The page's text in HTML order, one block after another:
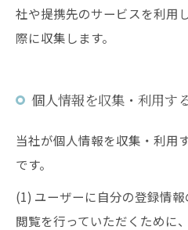
社や提携先のサービスを利用
際に収集します。
個人情報を収集・利用す
当社が個人情報を収集・利用
です。
(1) ユーザーに自分の登録情
閲覧を行っていただくために